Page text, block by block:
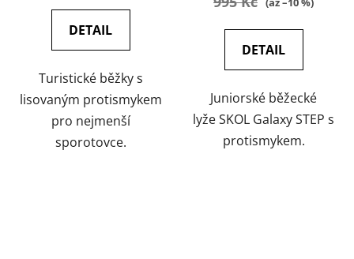
DETAIL
Turistické běžky s
lisovaným protismykem
pro nejmenší
sporotovce.
DETAIL
Juniorské běžecké
lyže SKOL Galaxy STEP s
protismykem.